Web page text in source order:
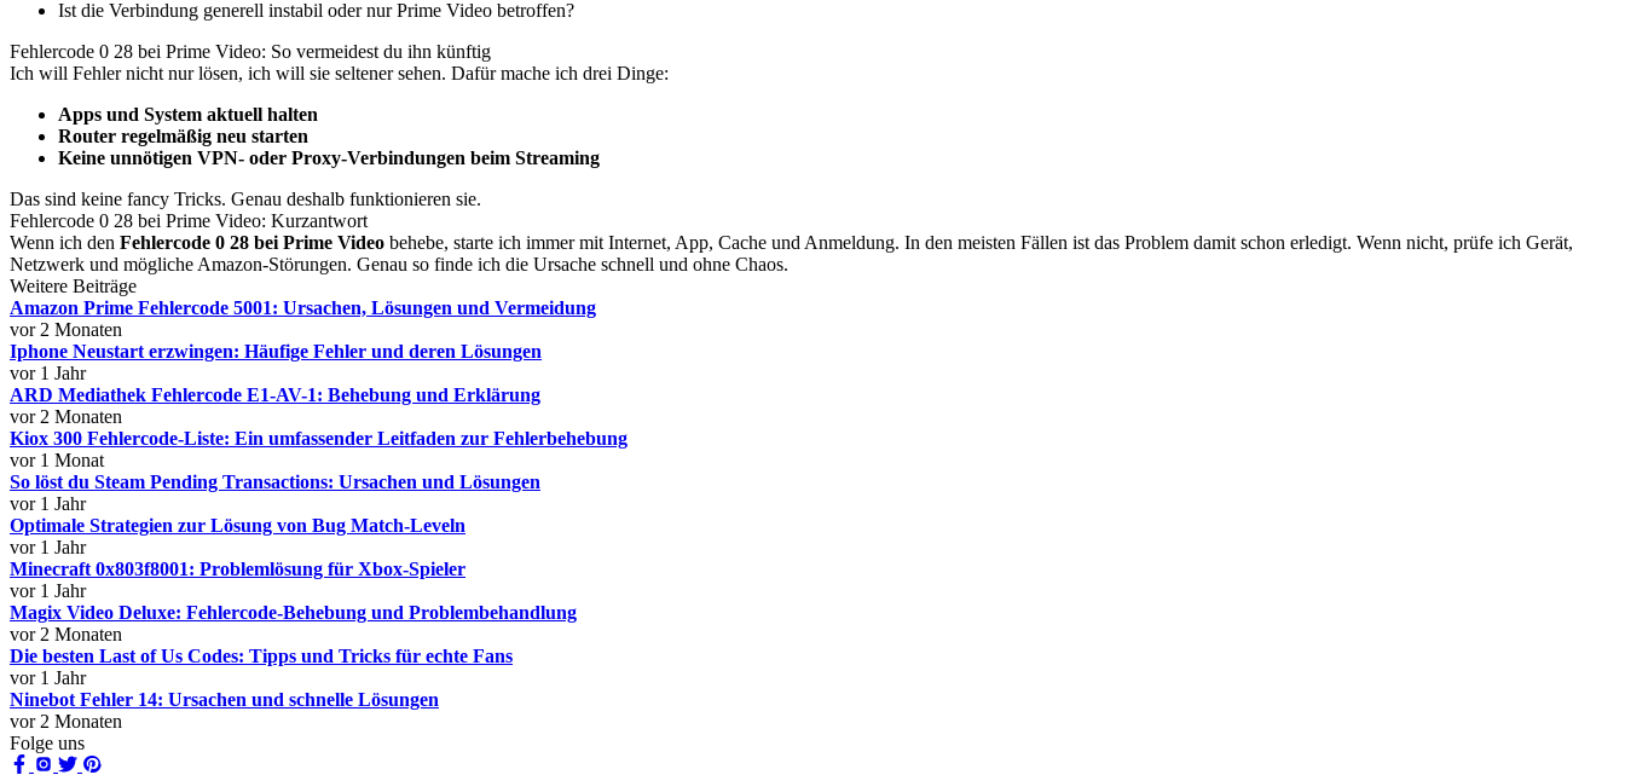
Ist die Verbindung generell instabil oder nur Prime Video betroffen?
Fehlercode 0 28 bei Prime Video: So vermeidest du ihn künftig
Ich will Fehler nicht nur lösen, ich will sie seltener sehen. Dafür mache ich drei Dinge:
Apps und System aktuell halten
Router regelmäßig neu starten
Keine unnötigen VPN- oder Proxy-Verbindungen beim Streaming
Das sind keine fancy Tricks. Genau deshalb funktionieren sie.
Fehlercode 0 28 bei Prime Video: Kurzantwort
Wenn ich den Fehlercode 0 28 bei Prime Video behebe, starte ich immer mit Internet, App, Cache und Anmeldung. In den meisten Fällen ist das Problem damit schon erledigt. Wenn nicht, prüfe ich Gerät,
Netzwerk und mögliche Amazon-Störungen. Genau so finde ich die Ursache schnell und ohne Chaos.
Weitere Beiträge
Amazon Prime Fehlercode 5001: Ursachen, Lösungen und Vermeidung
vor 2 Monaten
Iphone Neustart erzwingen: Häufige Fehler und deren Lösungen
vor 1 Jahr
ARD Mediathek Fehlercode E1-AV-1: Behebung und Erklärung
vor 2 Monaten
Kiox 300 Fehlercode-Liste: Ein umfassender Leitfaden zur Fehlerbehebung
vor 1 Monat
So löst du Steam Pending Transactions: Ursachen und Lösungen
vor 1 Jahr
Optimale Strategien zur Lösung von Bug Match-Leveln
vor 1 Jahr
Minecraft 0x803f8001: Problemlösung für Xbox-Spieler
vor 1 Jahr
Magix Video Deluxe: Fehlercode-Behebung und Problembehandlung
vor 2 Monaten
Die besten Last of Us Codes: Tipps und Tricks für echte Fans
vor 1 Jahr
Ninebot Fehler 14: Ursachen und schnelle Lösungen
vor 2 Monaten
Folge uns